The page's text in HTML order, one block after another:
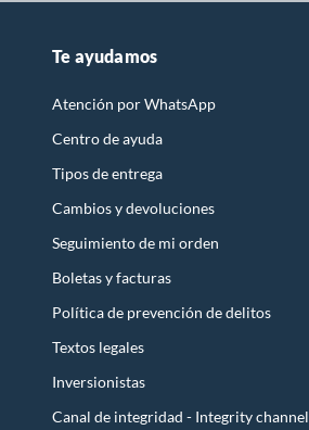
Te ayudamos
Atención por WhatsApp
Centro de ayuda
Tipos de entrega
Cambios y devoluciones
Seguimiento de mi orden
Boletas y facturas
Política de prevención de delitos
Textos legales
Inversionistas
Canal de integridad - Integrity channel